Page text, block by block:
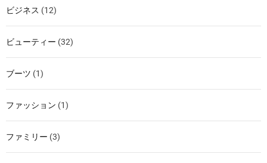
ビジネス (12)
ビューティー (32)
ブーツ (1)
ファッション (1)
ファミリー (3)